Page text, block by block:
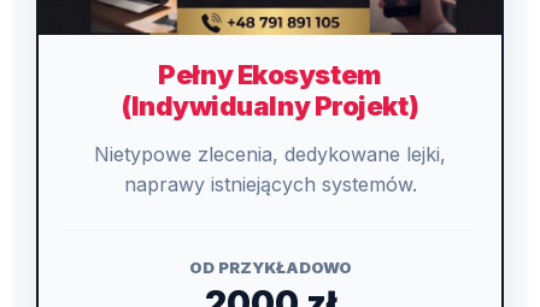
Pełny Ekosystem
(Indywidualny Projekt)
Nietypowe zlecenia, dedykowane lejki,
naprawy istniejących systemów.
OD PRZYKŁADOWO